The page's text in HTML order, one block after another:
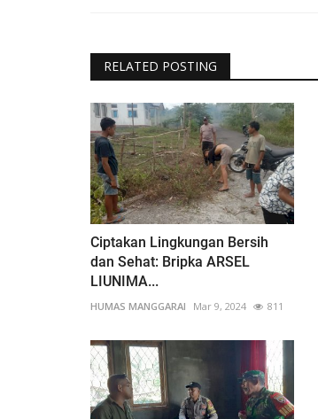
RELATED POSTING
Ciptakan Lingkungan Bersih
dan Sehat: Bripka ARSEL
LIUNIMA...
HUMAS MANGGARAI Mar 9, 2024 811